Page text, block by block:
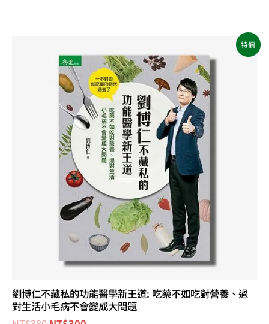
特價
劉博仁不藏私的功能醫學新王道: 吃藥不如吃對營養、過
對生活小毛病不會變成大問題
格：
NT$380。
前
格：
NT$300。